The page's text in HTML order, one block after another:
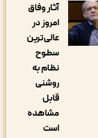
آثار وفاق
امروز در
عالی‌ترین
نظام به
مشاهده